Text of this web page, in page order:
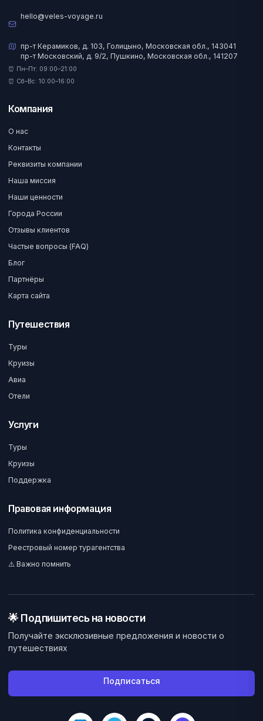
hello@veles-voyage.ru
пр-т Керамиков, д. 103, Голицыно, Московская обл., 143041
пр-т Московский, д. 9/2, Пушкино, Московская обл., 141207
⏰ Пн–Пт: 09:00–21:00
⏰ Сб–Вс: 10:00–16:00
Компания
О нас
Контакты
Реквизиты компании
Наша миссия
Наши ценности
Города России
Отзывы клиентов
Частые вопросы (FAQ)
Блог
Партнёры
Карта сайта
Путешествия
Туры
Круизы
Авиа
Отели
Услуги
Туры
Круизы
Поддержка
Правовая информация
Политика конфиденциальности
Реестровый номер турагентства
⚠️ Важно помнить
🌟 Подпишитесь на новости
Получайте эксклюзивные предложения и новости о
путешествиях
Подписаться